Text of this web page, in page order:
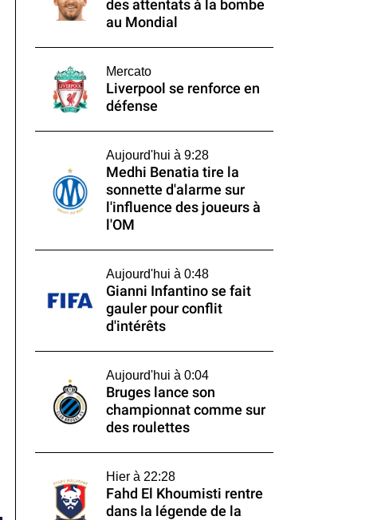
des attentats à la bombe
au Mondial
Mercato
Liverpool se renforce en
défense
Aujourd'hui à 9:28
Medhi Benatia tire la
sonnette d'alarme sur
l'influence des joueurs à
l'OM
Aujourd'hui à 0:48
Gianni Infantino se fait
gauler pour conflit
d'intérêts
Aujourd'hui à 0:04
Bruges lance son
championnat comme sur
des roulettes
Hier à 22:28
Fahd El Khoumisti rentre
dans la légende de la